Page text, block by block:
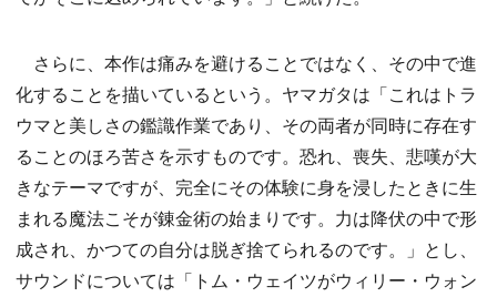
さらに、本作は痛みを避けることではなく、その中で進
化することを描いているという。ヤマガタは「これはトラ
ウマと美しさの鑑識作業であり、その両者が同時に存在す
ることのほろ苦さを示すものです。恐れ、喪失、悲嘆が大
きなテーマですが、完全にその体験に身を浸したときに生
まれる魔法こそが錬金術の始まりです。力は降伏の中で形
成され、かつての自分は脱ぎ捨てられるのです。」とし、
サウンドについては「トム・ウェイツがウィリー・ウォン